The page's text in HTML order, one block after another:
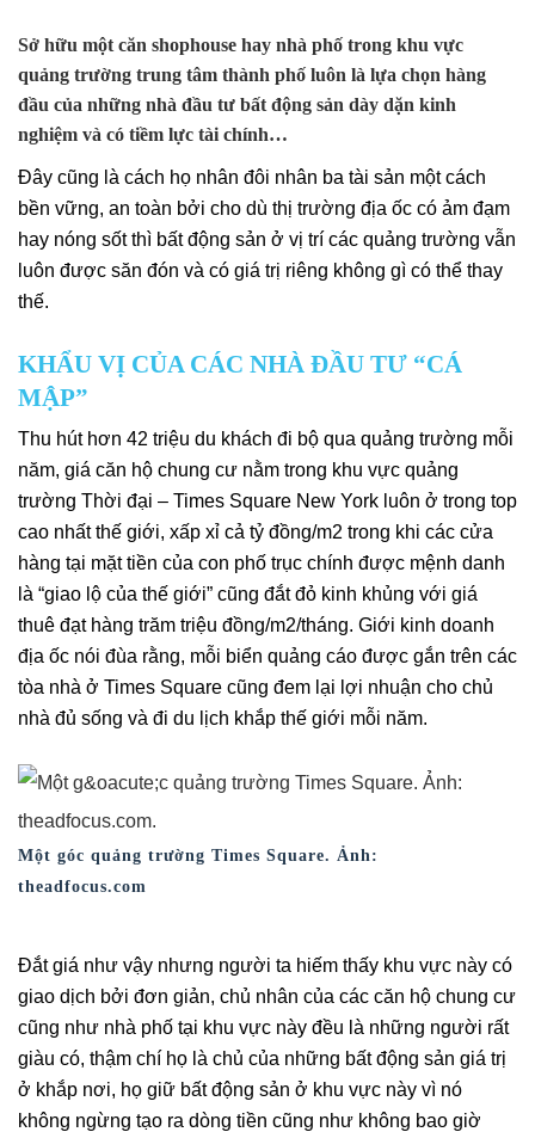
Sở hữu một căn shophouse hay nhà phố trong khu vực
quảng trường trung tâm thành phố luôn là lựa chọn hàng
đầu của những nhà đầu tư bất động sản dày dặn kinh
nghiệm và có tiềm lực tài chính…
Đây cũng là cách họ nhân đôi nhân ba tài sản một cách
bền vững, an toàn bởi cho dù thị trường địa ốc có ảm đạm
hay nóng sốt thì bất động sản ở vị trí các quảng trường vẫn
luôn được săn đón và có giá trị riêng không gì có thể thay
thế.
KHẨU VỊ CỦA CÁC NHÀ ĐẦU TƯ “CÁ
MẬP”
Thu hút hơn 42 triệu du khách đi bộ qua quảng trường mỗi
năm, giá căn hộ chung cư nằm trong khu vực quảng
trường Thời đại – Times Square New York luôn ở trong top
cao nhất thế giới, xấp xỉ cả tỷ đồng/m2 trong khi các cửa
hàng tại mặt tiền của con phố trục chính được mệnh danh
là “giao lộ của thế giới” cũng đắt đỏ kinh khủng với giá
thuê đạt hàng trăm triệu đồng/m2/tháng. Giới kinh doanh
địa ốc nói đùa rằng, mỗi biển quảng cáo được gắn trên các
tòa nhà ở Times Square cũng đem lại lợi nhuận cho chủ
nhà đủ sống và đi du lịch khắp thế giới mỗi năm.
Một góc quảng trường Times Square. Ảnh:
theadfocus.com
Đắt giá như vậy nhưng người ta hiếm thấy khu vực này có
giao dịch bởi đơn giản, chủ nhân của các căn hộ chung cư
cũng như nhà phố tại khu vực này đều là những người rất
giàu có, thậm chí họ là chủ của những bất động sản giá trị
ở khắp nơi, họ giữ bất động sản ở khu vực này vì nó
không ngừng tạo ra dòng tiền cũng như không bao giờ